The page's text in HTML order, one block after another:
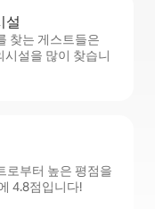
설
찾는 게스트들은
시설을 많이 찾습니
로부터 높은 평점을
4.8점입니다!